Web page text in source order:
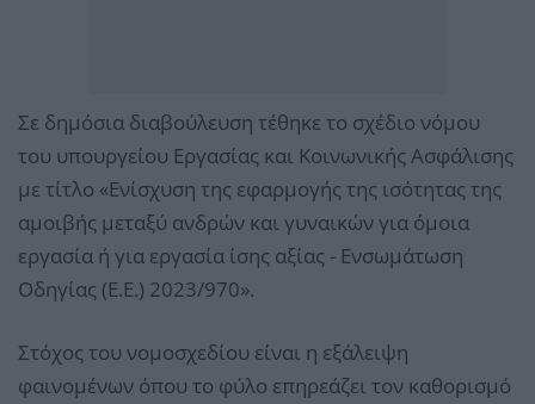
Σε δημόσια διαβούλευση τέθηκε το σχέδιο νόμου
του υπουργείου Εργασίας και Κοινωνικής Ασφάλισης
με τίτλο «Ενίσχυση της εφαρμογής της ισότητας της
αμοιβής μεταξύ ανδρών και γυναικών για όμοια
εργασία ή για εργασία ίσης αξίας - Ενσωμάτωση
Οδηγίας (Ε.Ε.) 2023/970».
Στόχος του νομοσχεδίου είναι η εξάλειψη
φαινομένων όπου το φύλο επηρεάζει τον καθορισμό